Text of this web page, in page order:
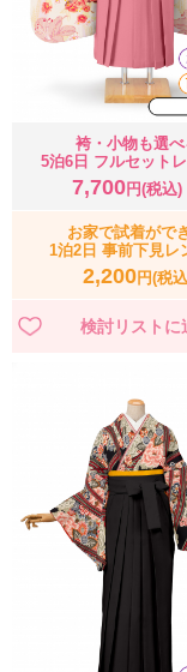
袴・小物も選べ
5泊6日 フルセット
7,700円(税込)
お家で試着がで
1泊2日 事前下見レ
2,200円(税